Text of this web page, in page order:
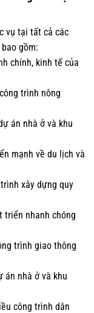
vụ tại tất cả các
gồm:
chính, kinh tế của
trình nông
án nhà ở và khu
mạnh về du lịch và
xây dựng quy
triển nhanh chóng
trình giao thông
án nhà ở và khu
công trình dân